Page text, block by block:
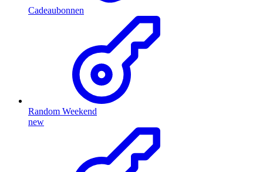
Cadeaubonnen
Random Weekend
new